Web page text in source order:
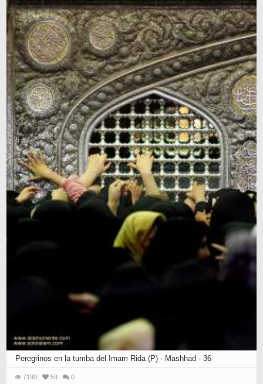
Peregrinos en la tumba del Imam Rida (P) - Mashhad - 36
7190 59 0